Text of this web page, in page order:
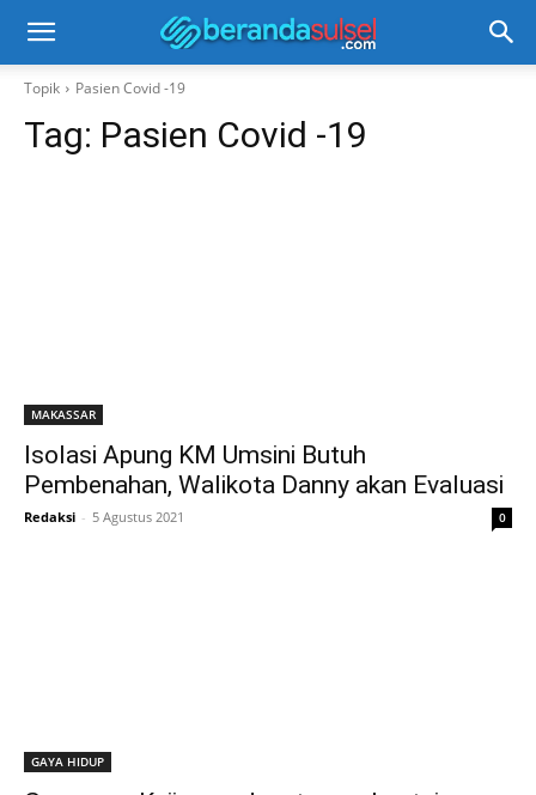
Topik Pasien Covid -19
Tag: Pasien Covid -19
MAKASSAR
Isolasi Apung KM Umsini Butuh
Pembenahan, Walikota Danny akan Evaluasi
Redaksi - 5 Agustus 2021 0
GAYA HIDUP